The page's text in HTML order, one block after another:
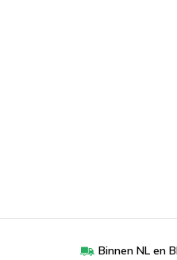
Binnen NL en